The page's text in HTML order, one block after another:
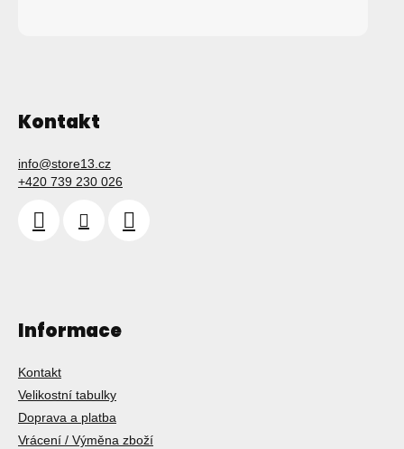
Kontakt
info@store13.cz
+420 739 230 026
Informace
Kontakt
Velikostní tabulky
Doprava a platba
Vrácení / Výměna zboží